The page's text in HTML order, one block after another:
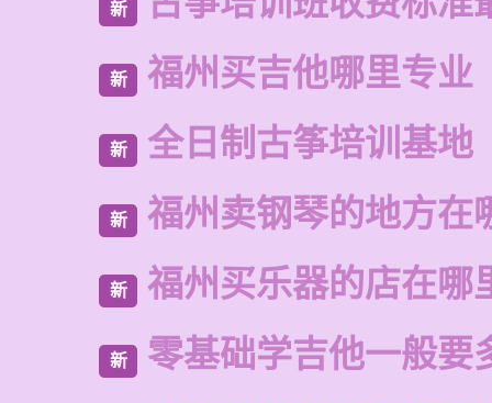
新
新 福州买吉他哪里专业
新 全日制古筝培训基地
新 福州卖钢琴的地方在
新 福州买乐器的店在哪
新 零基础学吉他一般要